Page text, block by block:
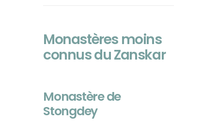
Monastères moins
connus du Zanskar
Monastère de
Stongdey